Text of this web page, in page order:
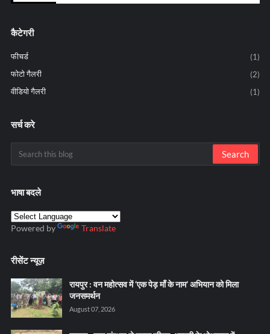
कैटेगरी
फीचर्ड
(1)
फोटो गैलरी
(2)
वीडियो गैलरी
(1)
सर्च करे
भाषा बदले
Powered by Translate
रीसेंट न्यूज़
रायपुर : वन महोत्सव में ‘एक पेड़ माँ के नाम’ अभियान को मिला
जनसमर्थन
August 07, 2026